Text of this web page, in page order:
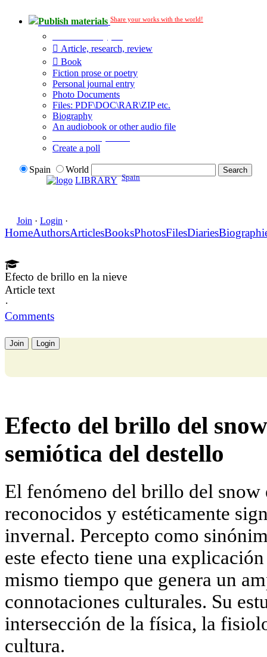
Publish materials Share your works with the world!
Article, research, review
Book
Fiction prose or poetry
Personal journal entry
Photo Documents
Files: PDF\DOC\RAR\ZIP etc.
Biography
An audiobook or other audio file
Create a poll
Spain
World
LIBRARY Spain
Join · Login ·
HomeAuthorsArticlesBooksPhotosFilesDiaries
Efecto de brillo en la nieve
Article text
·
Comments
Join Login
Efecto del brillo del
semiótica del destello
El fenómeno del brillo del snow
reconocidos y estéticamente
invernal. Percepto como
este efecto tiene una
mismo tiempo que genera un
connotaciones culturales. Su
intersección de la física, la
cultura.